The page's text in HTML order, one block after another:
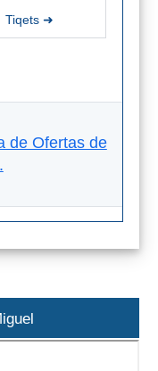
Tiqets ➜
de Ofertas de